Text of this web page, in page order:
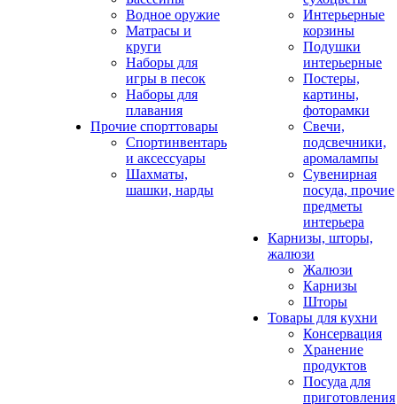
Водное оружие
Матрасы и
круги
Наборы для
игры в песок
Наборы для
плавания
Прочие спорттовары
Спортинвентарь
и аксессуары
Шахматы,
шашки, нарды
Интерьерные
корзины
Подушки
интерьерные
Постеры,
картины,
фоторамки
Свечи,
подсвечники,
аромалампы
Сувенирная
посуда, прочие
предметы
интерьера
Карнизы, шторы,
жалюзи
Жалюзи
Карнизы
Шторы
Товары для кухни
Консервация
Хранение
продуктов
Посуда для
приготовления